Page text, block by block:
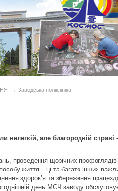
→ Заводська поліклініка
але благородній справі
проведення щорічних профоглядів
життя – ці та багато інших
здоров’я та збереження
день МСЧ заводу